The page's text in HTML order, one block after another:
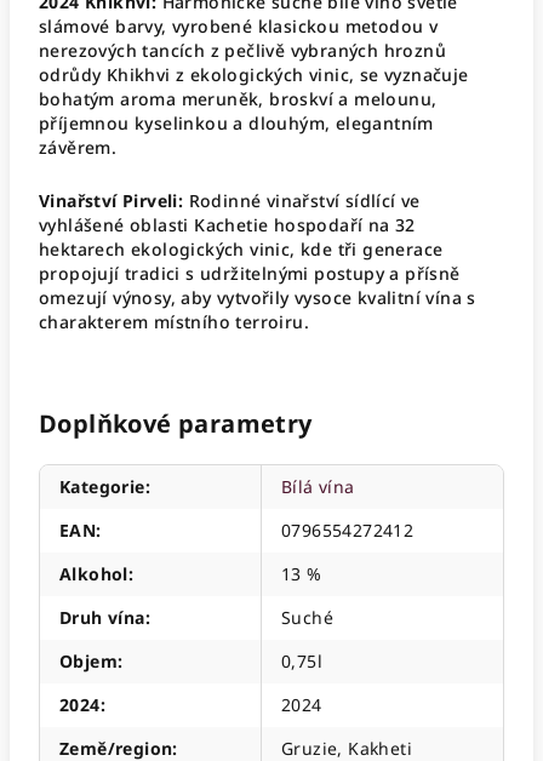
slámové barvy, vyrobené klasickou metodou v
nerezových tancích z pečlivě vybraných hroznů
odrůdy Khikhvi z ekologických vinic, se vyznačuje
bohatým aroma meruněk, broskví a melounu,
příjemnou kyselinkou a dlouhým, elegantním
závěrem.
Vinařství Pirveli: Rodinné vinařství sídlící ve
vyhlášené oblasti Kachetie hospodaří na 32
hektarech ekologických vinic, kde tři generace
propojují tradici s udržitelnými postupy a přísně
omezují výnosy, aby vytvořily vysoce kvalitní vína s
charakterem místního terroiru.
Doplňkové parametry
Kategorie:
Bílá vína
EAN:
0796554272412
Alkohol:
13 %
Druh vína:
Suché
Objem:
0,75l
2024:
2024
Země/region: Gruzie, Kakheti